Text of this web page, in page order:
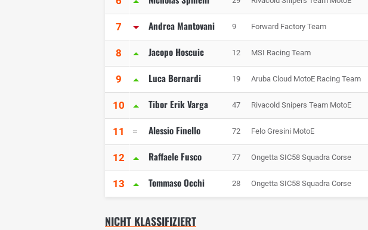
7 Andrea Mantovani 9 Forward Factory Team
8 Jacopo Hoscuic 12 MSI Racing Team
9 Luca Bernardi 19 Aruba Cloud MotoE Racing Team
10 Tibor Erik Varga 47 Rivacold Snipers Team MotoE
11 Alessio Finello 72 Felo Gresini MotoE
12 Raffaele Fusco 77 Ongetta SIC58 Squadra Corse
13 Tommaso Occhi 28 Ongetta SIC58 Squadra Corse
NICHT KLASSIFIZIERT